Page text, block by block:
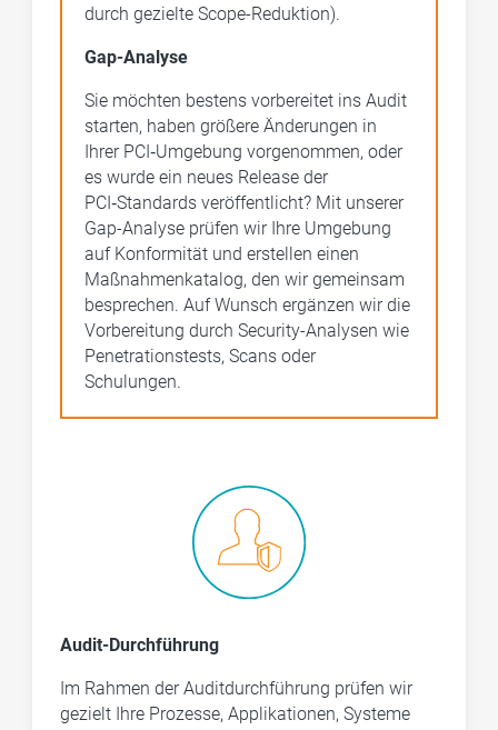
durch gezielte Scope-Reduktion).
Gap-Analyse
Sie möchten bestens vorbereitet ins Audit
starten, haben größere Änderungen in
Ihrer PCI‑Umgebung vorgenommen, oder
es wurde ein neues Release der
PCI‑Standards veröffentlicht? Mit unserer
Gap-Analyse prüfen wir Ihre Umgebung
auf Konformität und erstellen einen
Maßnahmenkatalog, den wir gemeinsam
besprechen. Auf Wunsch ergänzen wir die
Vorbereitung durch Security-Analysen wie
Penetrationstests, Scans oder
Schulungen.
Audit-Durchführung
Im Rahmen der Auditdurchführung prüfen wir
gezielt Ihre Prozesse, Applikationen, Systeme